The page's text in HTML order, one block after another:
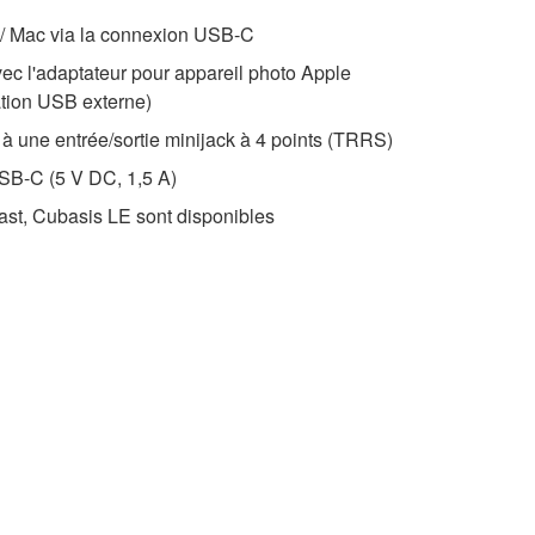
via la connexion USB-C
l'adaptateur pour appareil photo Apple
USB externe)
une entrée/sortie minijack à 4 points (TRRS)
C (5 V DC, 1,5 A)
Cubasis LE sont disponibles